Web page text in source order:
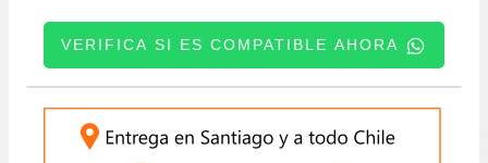
IMPREZA
LEGACY
VERIFICA SI ES COMPATIBLE AHORA